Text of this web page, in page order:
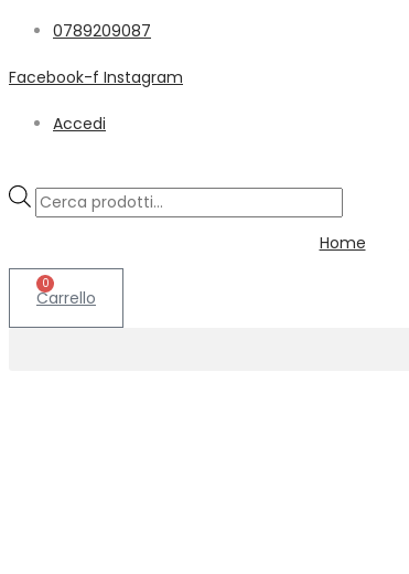
0789209087
Facebook-f Instagram
Accedi
Products
Home
0
Carrello